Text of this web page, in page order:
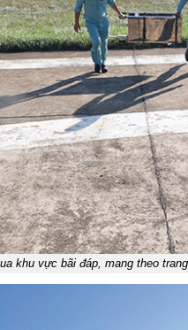
khu vực bãi đáp, mang theo